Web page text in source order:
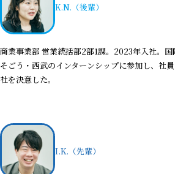
K.N.（後輩）
商業事業部 営業統括部2部1課。2023年入社。国
そごう・西武のインターンシップに参加し、社
社を決意した。
I.K.（先輩）